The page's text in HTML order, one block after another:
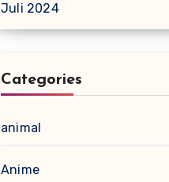
Juli 2024
Categories
animal
Anime